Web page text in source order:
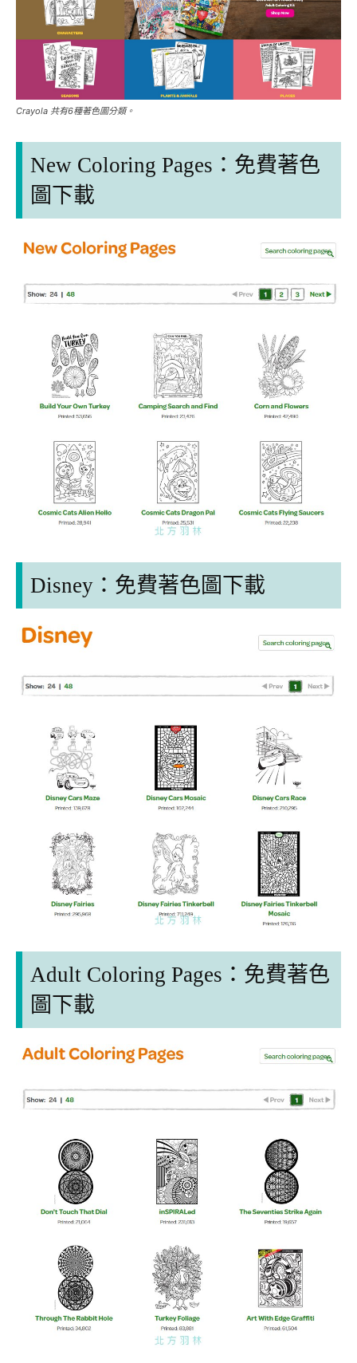
Crayola 共有6種著色圖分類。
New Coloring Pages： 免費著色
圖下載
Disney： 免費著色圖下載
Adult Coloring Pages： 免費著色
圖下載